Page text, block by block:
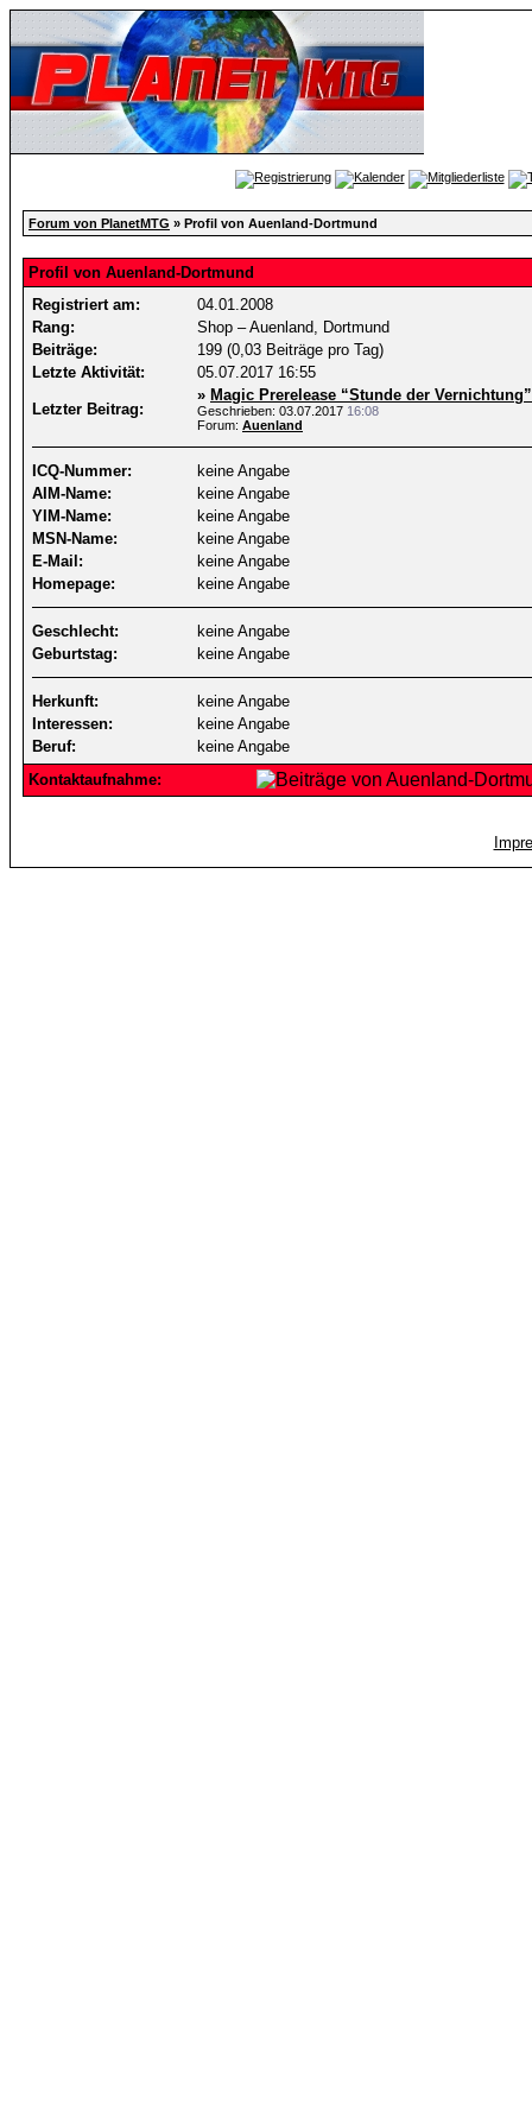
Forum von PlanetMTG » Profil von Auenland-Dortmund
Profil von Auenland-Dortmund
Registriert am:
04.01.2008
Rang:
Shop – Auenland, Dortmund
Beiträge:
199 (0,03 Beiträge pro Tag)
Letzte Aktivität:
05.07.2017 16:55
Letzter Beitrag:
» Magic Prerelease “Stunde der
Geschrieben: 03.07.2017 16:08
Forum: Auenland
ICQ-Nummer:
keine Angabe
AIM-Name:
keine Angabe
YIM-Name:
keine Angabe
MSN-Name:
keine Angabe
E-Mail:
keine Angabe
Homepage:
keine Angabe
Geschlecht:
keine Angabe
Geburtstag:
keine Angabe
Herkunft:
keine Angabe
Interessen:
keine Angabe
Beruf:
keine Angabe
Kontaktaufnahme: